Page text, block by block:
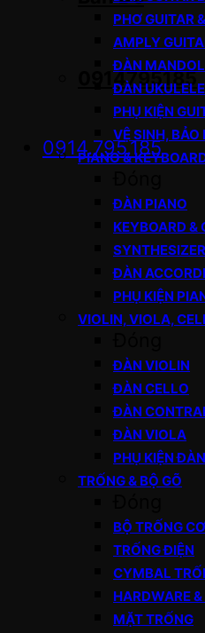
0914795185
0914.795.185
PHƠ GUITAR
AMPLY
ĐÀN
ĐÀN UKULELE
PHỤ KIỆN
VỆ SINH, BẢO
PIANO &
ĐÀN PIANO
KEYBOARD &
ĐÀN
PHỤ KIỆN
VIOLIN, VIOLA,
ĐÀN VIOLIN
ĐÀN CELLO
ĐÀN
ĐÀN VIOLA
PHỤ KIỆN
TRỐNG & BỘ GÕ
BỘ TRỐNG
TRỐNG ĐIỆN
CYMBAL
HARDWARE
MẶT TRỐNG